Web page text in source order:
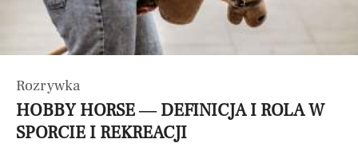
Rozrywka
HOBBY HORSE — DEFINICJA I ROLA W
SPORCIE I REKREACJI